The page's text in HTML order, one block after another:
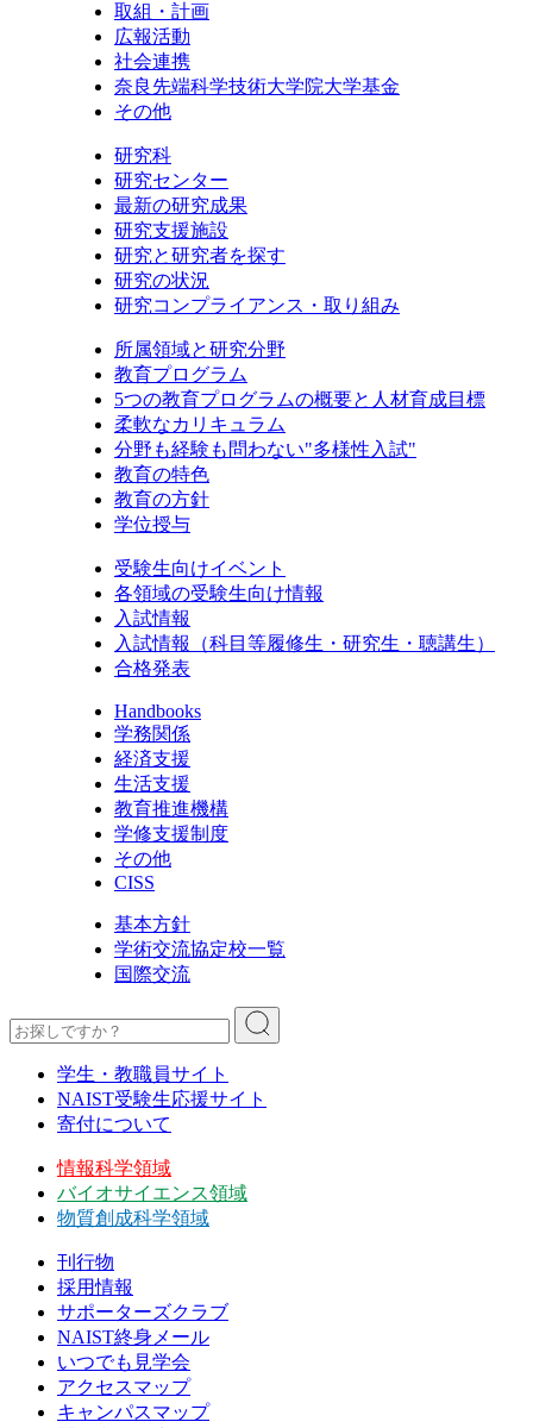
取組・計画
広報活動
社会連携
奈良先端科学技術大学院大学基金
その他
研究科
研究センター
最新の研究成果
研究支援施設
研究と研究者を探す
研究の状況
研究コンプライアンス・取り組み
所属領域と研究分野
教育プログラム
5つの教育プログラムの概要と人材育成目標
柔軟なカリキュラム
分野も経験も問わない"多様性入試"
教育の特色
教育の方針
学位授与
受験生向けイベント
各領域の受験生向け情報
入試情報
入試情報（科目等履修生・研究生・聴講生）
合格発表
Handbooks
学務関係
経済支援
生活支援
教育推進機構
学修支援制度
その他
CISS
基本方針
学術交流協定校一覧
国際交流
学生・教職員サイト
NAIST受験生応援サイト
寄付について
情報科学領域
バイオサイエンス領域
物質創成科学領域
刊行物
採用情報
サポーターズクラブ
NAIST終身メール
いつでも見学会
アクセスマップ
キャンパスマップ